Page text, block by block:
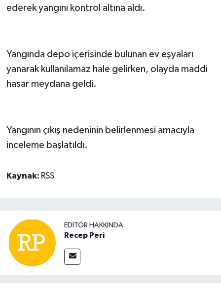
ederek yangını kontrol altına aldı.
Yangında depo içerisinde bulunan ev eşyaları
yanarak kullanılamaz hale gelirken, olayda maddi
hasar meydana geldi.
Yangının çıkış nedeninin belirlenmesi amacıyla
inceleme başlatıldı.
Kaynak: RSS
EDITÖR HAKKINDA
Recep Peri